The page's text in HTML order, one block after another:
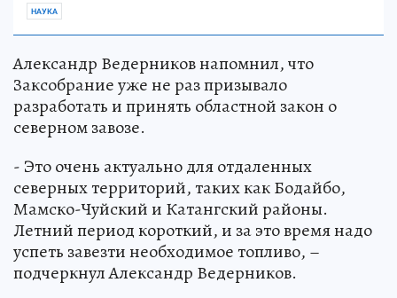
НАУКА
Александр Ведерников напомнил, что
Заксобрание уже не раз призывало
разработать и принять областной закон о
северном завозе.
- Это очень актуально для отдаленных
северных территорий, таких как Бодайбо,
Мамско-Чуйский и Катангский районы.
Летний период короткий, и за это время надо
успеть завезти необходимое топливо, –
подчеркнул Александр Ведерников.